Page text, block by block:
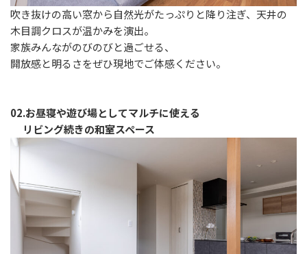
吹き抜けの高い窓から自然光がたっぷりと降り注ぎ、天井の
木目調クロスが温かみを演出。
家族みんながのびのびと過ごせる、
開放感と明るさをぜひ現地でご体感ください。
02.お昼寝や遊び場としてマルチに使える
リビング続きの和室スペース